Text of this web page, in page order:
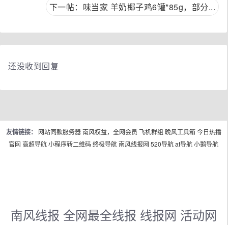
下一帖：味当家 羊奶椰子鸡6罐*85g，部分...
还没收到回复
友情链接： 网站同款服务器 南风权益，全网会员 飞机群组 晚风工具箱 今日热播
官网 高超导航小程序转二维码终极导航南风线报网 520导航at导航小鹅导航
南风线报 全网最全线报 线报网 活动网